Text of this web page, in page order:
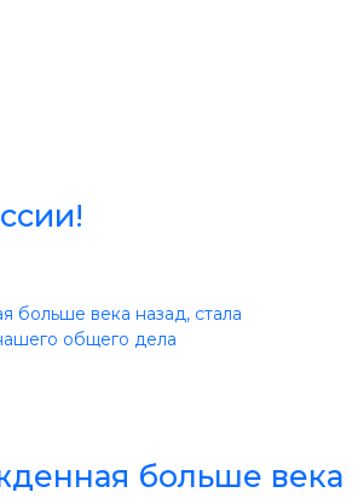
больше века